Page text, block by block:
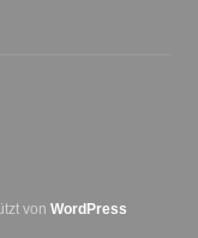
von WordPress